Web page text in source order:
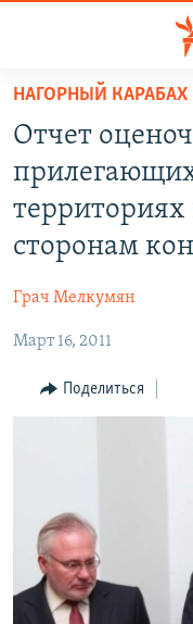
Перейти
основному
содержанию
Перейти
основной
Перейти
ПОЛИТИКА
РЕГИОН
НАГОРНЫЙ КАРАБАХ
КУЛЬТУРА
Հայերեն
English
Русский
НАГОРНЫЙ КАРАБАХ
Отчет
территориях
сторонам
Грач Мелкумян
Март 16, 2011
Поделиться